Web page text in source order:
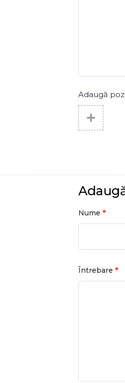
Adaugă
Nume *
Întrebare *